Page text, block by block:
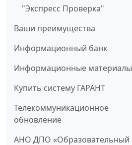
"Экспресс Проверка"
Ваши преимущества
Информационный банк
Информационные материалы
Купить систему ГАРАНТ
Телекоммуникационное
обновление
АНО ДПО «Образовательный